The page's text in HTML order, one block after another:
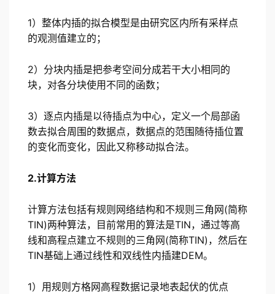
1）整体内插的拟合模型是由研究区内所有采样点
的观测值建立的；
2）分块内插是把参考空间分成若干大小相同的
块，对各分块使用不同的函数；
3）逐点内插是以待插点为中心，定义一个局部函
数去拟合周围的数据点，数据点的范围随待插位置
的变化而变化，因此又称移动拟合法。
2.计算方法
计算方法包括有规则网络结构和不规则三角网(简称
TIN)两种算法，目前常用的算法是TIN，通过等高
线和高程点建立不规则的三角网(简称TIN)，然后在
TIN基础上通过线性和双线性内插建DEM。
1）用规则方格网高程数据记录地表起伏的优点